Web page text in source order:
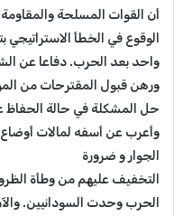
أن القوات المسلحة
الوقوع في الخطأ
واحد بعد الحرب. دفاعا عن
ورهن قبول المقترحات من
حل المشكلة في حالة الحفاظ
وأعرب عن أسفه لمالات أوضاع
الجوار و ضرورة
التخفيف عليهم من وطأة
الحرب وحدت السودانيين.